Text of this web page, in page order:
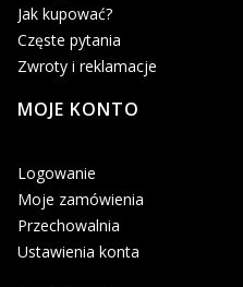
Jak kupować?
Częste pytania
Zwroty i reklamacje
MOJE KONTO
Logowanie
Moje zamówienia
Przechowalnia
Ustawienia konta